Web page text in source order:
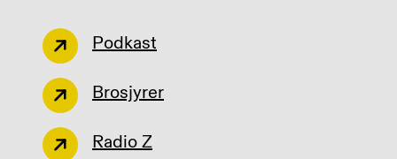
Podkast
Brosjyrer
Radio Z